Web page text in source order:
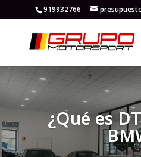
919932766
¿Qué es
[/et_pb_slide] [/et_pb_slide]